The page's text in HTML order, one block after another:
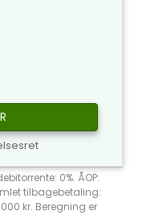
0%. ÅOP:
tilbagebetaling:
kr. Beregning er